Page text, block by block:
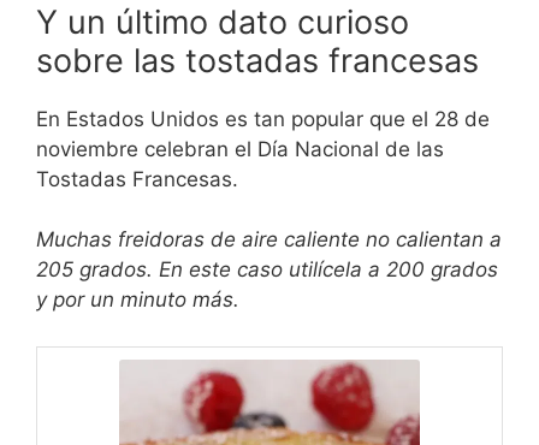
Y un último dato curioso
sobre las tostadas francesas
En Estados Unidos es tan popular que el 28 de
noviembre celebran el Día Nacional de las
Tostadas Francesas.
Muchas freidoras de aire caliente no calientan a
205 grados. En este caso utilícela a 200 grados
y por un minuto más.